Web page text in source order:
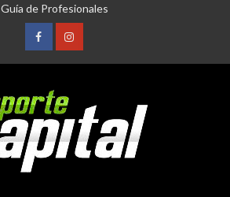
Guía de Profesionales